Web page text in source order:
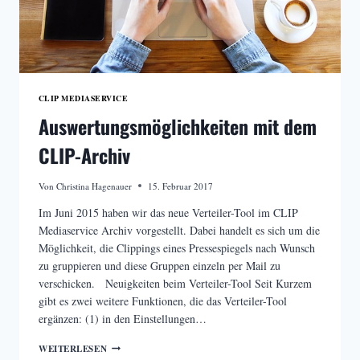
CLIP MEDIASERVICE
Auswertungsmöglichkeiten mit dem
CLIP-Archiv
Von Christina Hagenauer 15. Februar 2017
Im Juni 2015 haben wir das neue Verteiler-Tool im CLIP
Mediaservice Archiv vorgestellt. Dabei handelt es sich um die
Möglichkeit, die Clippings eines Pressespiegels nach Wunsch
zu gruppieren und diese Gruppen einzeln per Mail zu
verschicken. Neuigkeiten beim Verteiler-Tool Seit Kurzem
gibt es zwei weitere Funktionen, die das Verteiler-Tool
ergänzen: (1) in den Einstellungen…
WEITERLESENAUSWERTUNGSMÖGLICHKEITEN